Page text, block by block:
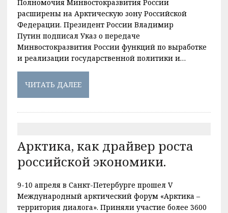
Полномочия Минвостокразвития России
расширены на Арктическую зону Российской
Федерации. Президент России Владимир
Путин подписал Указ о передаче
Минвостокразвития России функций по выработке
и реализации государственной политики и…
ЧИТАТЬ ДАЛЕЕ
Арктика, как драйвер роста
российской экономики.
9-10 апреля в Санкт-Петербурге прошел V
Международный арктический форум «Арктика –
территория диалога». Приняли участие более 3600